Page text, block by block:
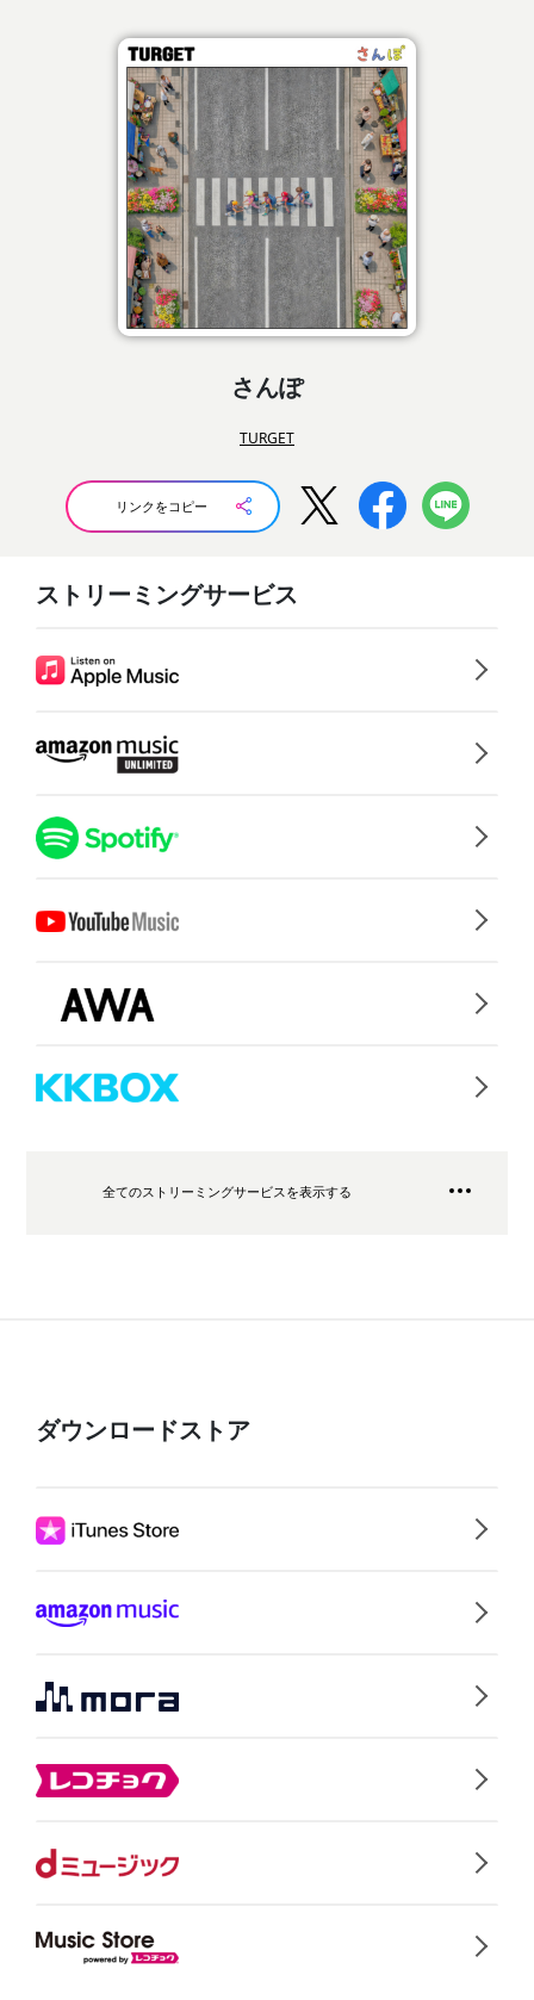
さんぽ
TURGET
リンクをコピー
ストリーミングサービス
全てのストリーミングサービスを表示する
ダウンロードストア